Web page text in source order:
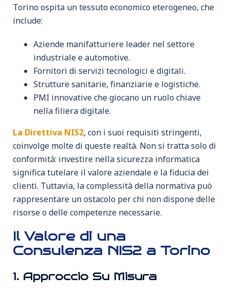
Torino ospita un tessuto economico eterogeneo, che
include:
Aziende manifatturiere leader nel settore
industriale e automotive.
Fornitori di servizi tecnologici e digitali.
Strutture sanitarie, finanziarie e logistiche.
PMI innovative che giocano un ruolo chiave
nella filiera digitale.
La Direttiva NIS2, con i suoi requisiti stringenti,
coinvolge molte di queste realtà. Non si tratta solo di
conformità: investire nella sicurezza informatica
significa tutelare il valore aziendale e la fiducia dei
clienti. Tuttavia, la complessità della normativa può
rappresentare un ostacolo per chi non dispone delle
risorse o delle competenze necessarie.
Il Valore di una
Consulenza NIS2 a Torino
1. Approccio Su Misura